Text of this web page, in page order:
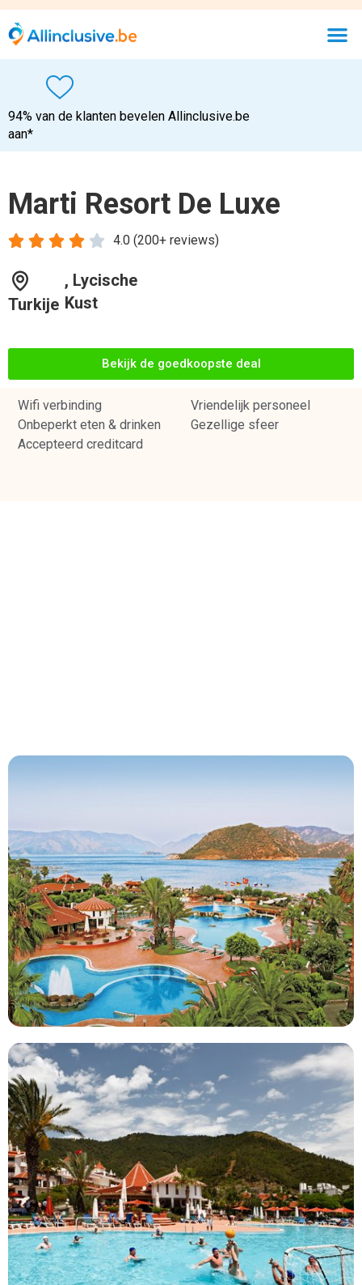
94% van de klanten bevelen Allinclusive.be
aan*
Marti Resort De Luxe
4.0 (200+ reviews)
    
Turkije
, Lycische
Kust
Bekijk de goedkoopste deal
Wifi verbinding
Vriendelijk personeel
Onbeperkt eten & drinken
Gezellige sfeer
Accepteerd creditcard